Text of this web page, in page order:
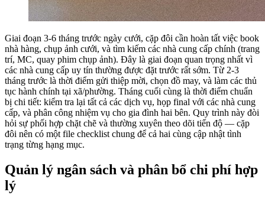
Giai đoạn 3-6 tháng trước ngày cưới, cặp đôi cần hoàn tất việc book
nhà hàng, chụp ảnh cưới, và tìm kiếm các nhà cung cấp chính (trang
trí, MC, quay phim chụp ảnh). Đây là giai đoạn quan trọng nhất vì
các nhà cung cấp uy tín thường được đặt trước rất sớm. Từ 2-3
tháng trước là thời điểm gửi thiệp mời, chọn đồ may, và làm các thủ
tục hành chính tại xã/phường. Tháng cuối cùng là thời điểm chuẩn
bị chi tiết: kiểm tra lại tất cả các dịch vụ, họp final với các nhà cung
cấp, và phân công nhiệm vụ cho gia đình hai bên. Quy trình này đòi
hỏi sự phối hợp chặt chẽ và thường xuyên theo dõi tiến độ — cặp
đôi nên có một file checklist chung để cả hai cùng cập nhật tình
trạng từng hạng mục.
Quản lý ngân sách và phân bổ chi phí hợp
lý